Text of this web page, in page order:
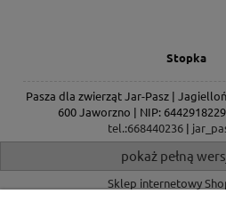
Stopka
Pasza dla zwierząt Jar-Pasz |
600 Jaworzno | NIP:
tel.:668440236|
pokaż pełną
Sklep internetowy